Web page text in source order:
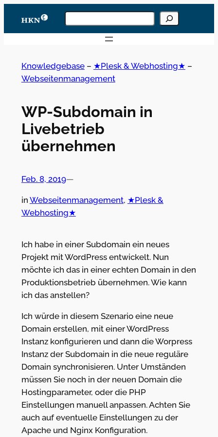
Inhalt
springen
Knowledgebase
durchsuchen
Knowledgebase– ★Plesk & Webhosting★ –
Webseitenmanagement
WP-Subdomain in
Livebetrieb
übernehmen
Feb. 8, 2019—
in Webseitenmanagement, ★Plesk &
Webhosting★
Ich habe in einer Subdomain ein neues
Projekt mit WordPress entwickelt. Nun
möchte ich das in einer echten Domain in den
Produktionsbetrieb übernehmen. Wie kann
ich das anstellen?
Ich würde in diesem Szenario eine neue
Domain erstellen, mit einer WordPress
Instanz konfigurieren und dann die Worpress
Instanz der Subdomain in die neue reguläre
Domain synchronisieren. Unter Umständen
müssen Sie noch in der neuen Domain die
Hostingparameter, oder die PHP
Einstellungen manuell anpassen. Achten Sie
auch auf eventuelle Einstellungen zu der
Apache und Nginx Konfiguration.